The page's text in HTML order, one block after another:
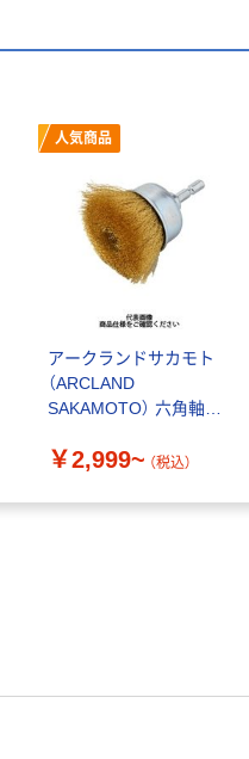
人気商品
アークランドサカモト
（ARCLAND
SAKAMOTO） 六角軸付
￥2,999~ （税込）